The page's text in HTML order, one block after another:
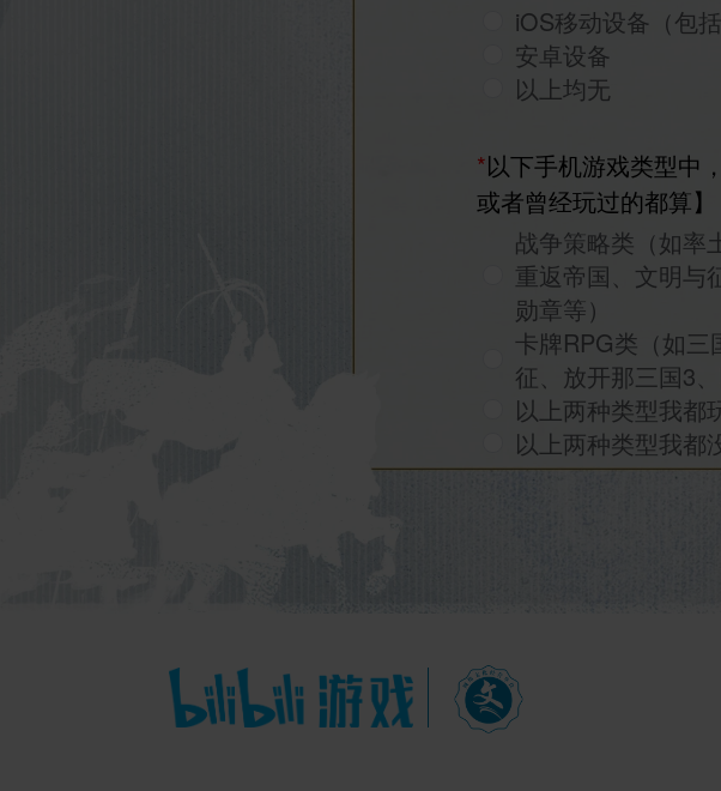
iOS移动设备（包
安卓设备
以上均无
*以下手机游戏类型中
或者曾经玩过的都算】
战争策略类（如率
重返帝国、文明与
勋章等）
卡牌RPG类（如三
征、放开那三国3
以上两种类型我都
以上两种类型我都